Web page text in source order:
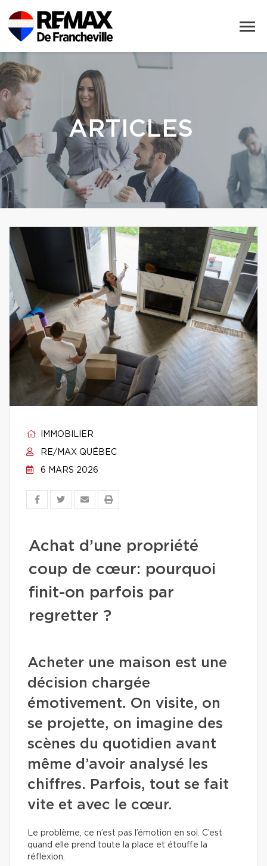
ARTICLES
IMMOBILIER
RE/MAX QUÉBEC
6 MARS 2026
Achat d’une propriété
coup de cœur: pourquoi
finit-on parfois par
regretter ?
Acheter une maison est une
décision chargée
émotivement. On visite, on
se projette, on imagine des
scènes du quotidien avant
même d’avoir analysé les
chiffres. Parfois, tout se fait
vite et avec le cœur.
Le problème, ce n’est pas l’émotion en soi. C’est
quand elle prend toute la place et étouffe la
réflexion.